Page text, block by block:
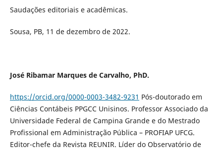
Saudações editoriais e acadêmicas.
Sousa, PB, 11 de dezembro de 2022.
José Ribamar Marques de Carvalho, PhD.
https://orcid.org/0000-0003-3482-9231 Pós-doutorado em
Ciências Contábeis PPGCC Unisinos. Professor Associado da
Universidade Federal de Campina Grande e do Mestrado
Profissional em Administração Pública – PROFIAP UFCG.
Editor-chefe da Revista REUNIR. Líder do Observatório de